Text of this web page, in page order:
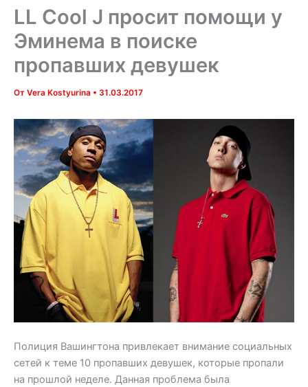
LL Cool J просит помощи у
Эминема в поиске
пропавших девушек
От Vera Kostyurina • 31.03.2017
Полиция Вашингтона привлекает внимание социальных
сетей к теме 10 пропавших девушек, которые пропали
на прошлой неделе. Данная проблема была